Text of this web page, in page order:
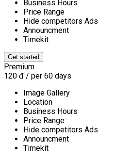
Business Hours
Price Range
Hide competitors Ads
Announcment
Timekit
Premium
120 đ / per 60 days
Image Gallery
Location
Business Hours
Price Range
Hide competitors Ads
Announcment
Timekit